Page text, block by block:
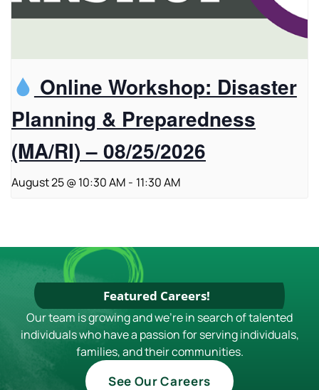
Online Workshop: Disaster
Planning & Preparedness
(MA/RI) – 08/25/2026
August 25 @ 10:30 AM - 11:30 AM
Featured Careers!
Our team is growing and we're in search of talented
individuals who have a passion for serving individuals,
families, and their communities.
See Our Careers